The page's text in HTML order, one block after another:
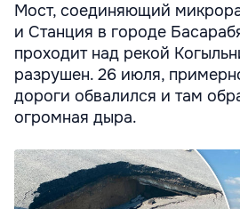
Мост, соединяющий
и Станция в городе
проходит над рекой
разрушен. 26 июля,
дороги обвалился и там
огромная дыра.